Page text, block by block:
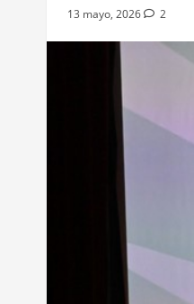
13 mayo, 2026 2